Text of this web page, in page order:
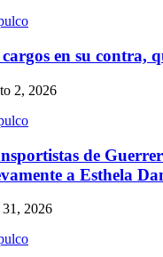
cargos en su contra,
2, 2026
de
a Esthela
2026